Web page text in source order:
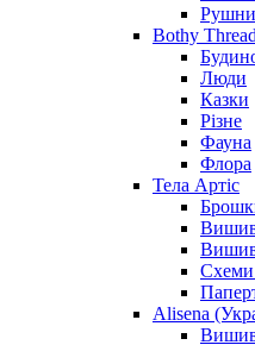
Bothy
Люди
Казки
Різне
Фауна
Флора
Тела Артіс
Схеми
Alisena